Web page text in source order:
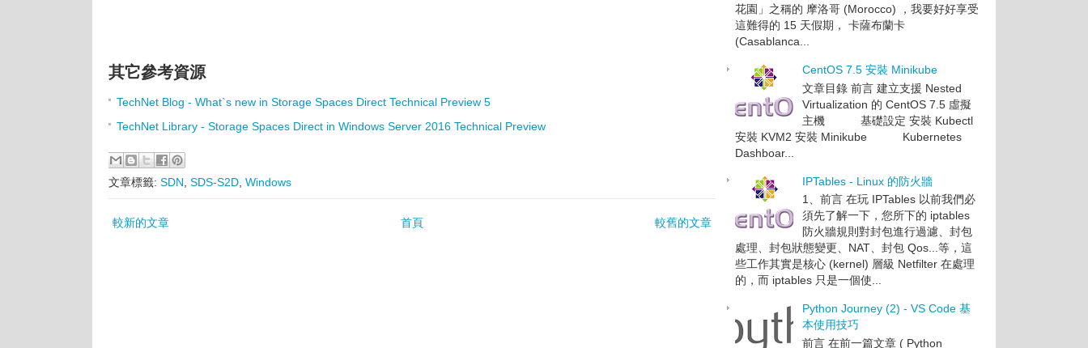
其它參考資源
TechNet Blog - What`s new in Storage Spaces Direct Technical Preview 5
TechNet Library - Storage Spaces Direct in Windows Server 2016 Technical Preview
文章標籤: SDN SDS-S2D Windows
較新的文章 較舊的文章
首頁
花園」之稱的 摩洛哥 (Morocco) ，我要好好享受
這難得的 15 天假期， 卡薩布蘭卡
(Casablanca...
CentOS 7.5 安裝 Minikube
文章目錄 前言 建立支援 Nested
Virtualization 的 CentOS 7.5 虛擬
主機 基礎設定 安裝 Kubectl
安裝 KVM2 安裝 Minikube Kubernetes
Dashboar...
IPTables - Linux 的防火牆
1、前言 在玩 IPTables 以前我們必
須先了解一下，您所下的 iptables
防火牆規則對封包進行過濾、封包
處理、封包狀態變更、NAT、封包 Qos...等，這
些工作其實是核心 (kernel) 層級 Netfilter 在處理
的，而 iptables 只是一個使...
Python Journey (2) - VS Code 基
本使用技巧
前言 在前一篇文章 ( Python